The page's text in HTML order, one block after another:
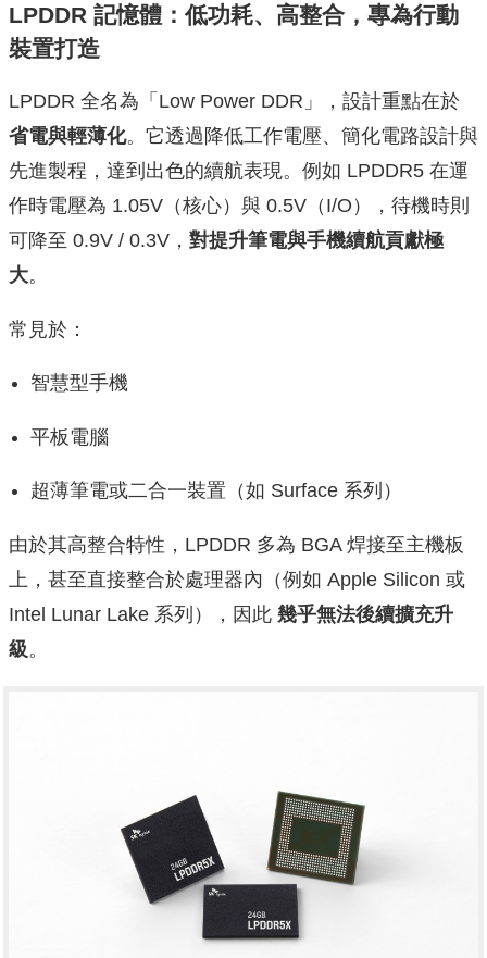
LPDDR 記憶體：低功耗、高整合，專為行動
裝置打造
LPDDR 全名為「Low Power DDR」，設計重點在於
省電與輕薄化。它透過降低工作電壓、簡化電路設計與
先進製程，達到出色的續航表現。例如 LPDDR5 在運
作時電壓為 1.05V（核心）與 0.5V（I/O），待機時則
可降至 0.9V / 0.3V， 對提升筆電與手機續航貢獻極
大。
常見於：
智慧型手機
平板電腦
超薄筆電或二合一裝置（如 Surface 系列）
由於其高整合特性，LPDDR 多為 BGA 焊接至主機板
上，甚至直接整合於處理器內（例如 Apple Silicon 或
Intel Lunar Lake 系列），因此 幾乎無法後續擴充升
級。